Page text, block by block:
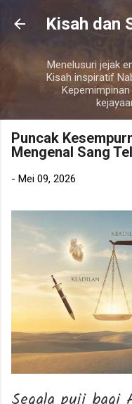
Kisah dan
Menelusuri jejak
Kisah inspiratif
Puncak
Mengenal Sang
- Mei 09, 2026